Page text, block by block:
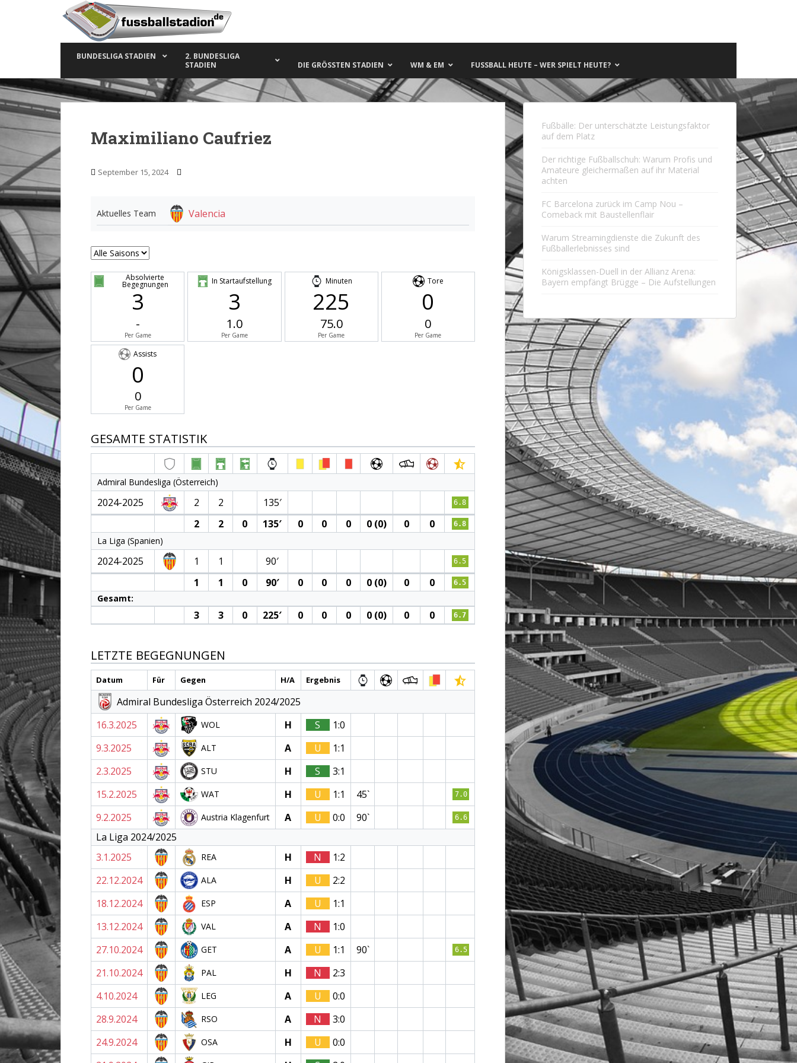
m
a
n
c
n
t
e
n
t
BUNDESLIGA STADIEN
2. BUNDESLIGA
STADIEN
DIE GRÖSSTEN STADIEN WM & EM FUSSBALL HEUTE – WER SPIELT HEUTE?
Maximiliano Caufriez
September 15, 2024
Aktuelles Team Valencia
Absolvierte
Begegnungen
3
-
Per Game
In Startaufstellung
3
1.0
Per Game
Minuten
225
75.0
Per Game
Tore
0
0
Per Game
Assists
0
0
Per Game
GESAMTE STATISTIK
Admiral Bundesliga (Österreich)
2024-2025 2 2 135′ 6.8
2 2 0 135′ 0 0 0 0 (0) 0 0 6.8
La Liga (Spanien)
2024-2025 1 1 90′ 6.5
1 1 0 90′ 0 0 0 0 (0) 0 0 6.5
Gesamt:
3 3 0 225′ 0 0 0 0 (0) 0 0 6.7
LETZTE BEGEGNUNGEN
Datum Für Gegen H/A Ergebnis
Admiral Bundesliga Österreich 2024/2025
16.3.2025
WOL H S
1:0
9.3.2025
ALT A U
1:1
2.3.2025
STU H S
3:1
15.2.2025
WAT H U 1:1 45` 7.0
9.2.2025 Austria Klagenfurt A U 0:0 90` 6.6
La Liga 2024/2025
3.1.2025
REA H N
1:2
22.12.2024
ALA H U
2:2
18.12.2024
ESP A U
1:1
13.12.2024
VAL A N
1:0
27.10.2024
GET A U 1:1 90` 6.5
21.10.2024 PAL H N
2:3
4.10.2024
LEG A U
0:0
28.9.2024
RSO A N
3:0
24.9.2024
OSA H U
0:0
Fußbälle: Der unterschätzte Leistungsfaktor
auf dem Platz
Der richtige Fußballschuh: Warum Profis und
Amateure gleichermaßen auf ihr Material
achten
FC Barcelona zurück im Camp Nou –
Comeback mit Baustellenflair
Warum Streamingdienste die Zukunft des
Fußballerlebnisses sind
Königsklassen-Duell in der Allianz Arena:
Bayern empfängt Brügge – Die Aufstellungen